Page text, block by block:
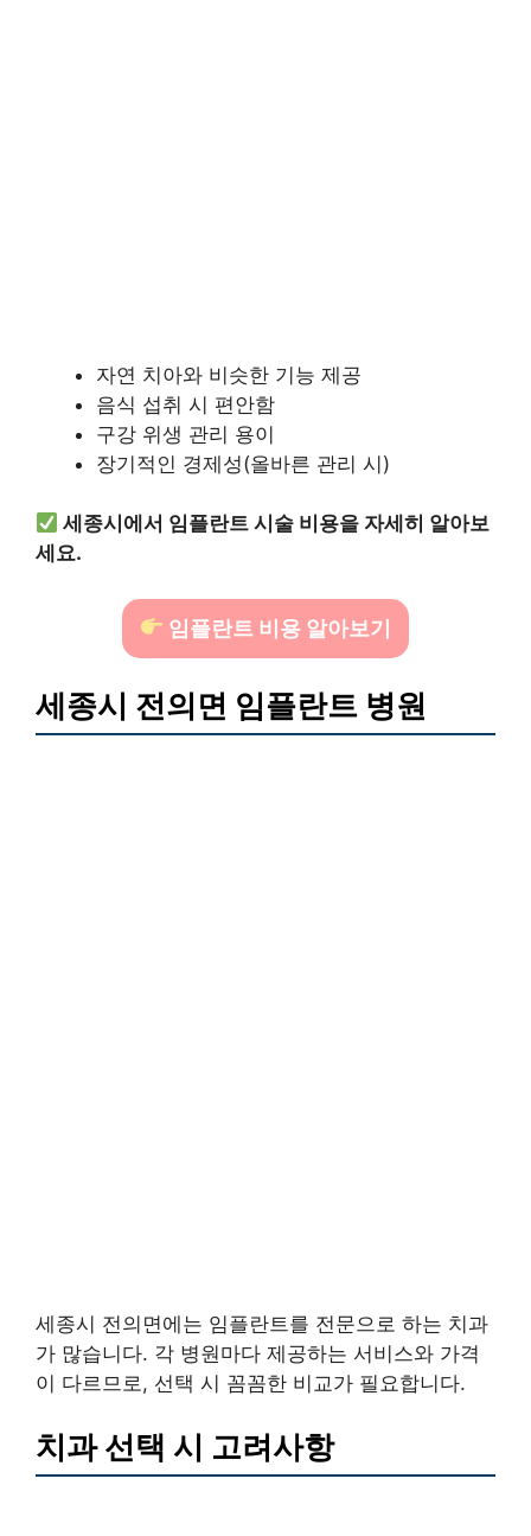
자연 치아와 비슷한 기능 제공
음식 섭취 시 편안함
구강 위생 관리 용이
장기적인 경제성(올바른 관리 시)
세종시에서 임플란트 시술 비용을 자세히 알아보
세요.
임플란트 비용 알아보기
세종시 전의면 임플란트 병원
세종시 전의면에는 임플란트를 전문으로 하는 치과
가 많습니다. 각 병원마다 제공하는 서비스와 가격
이 다르므로, 선택 시 꼼꼼한 비교가 필요합니다.
치과 선택 시 고려사항